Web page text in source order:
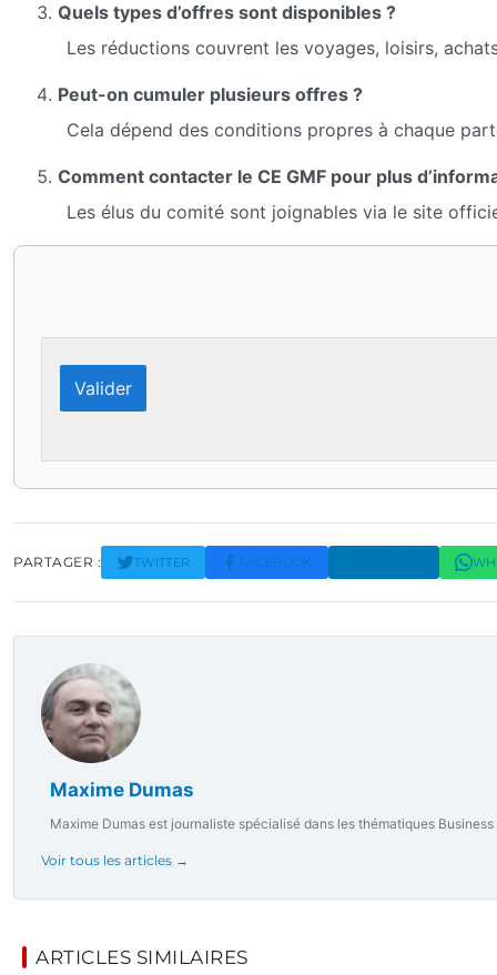
Quels types d’offres sont disponibles ?
Les réductions couvrent les voyages, loisirs,
Peut-on cumuler plusieurs offres ?
Cela dépend des conditions propres à chaque
Comment contacter le CE GMF pour plus
Les élus du comité sont joignables via le site
Valider
PARTAGER : TWITTER FACEBOOK
Maxime Dumas
Maxime Dumas est journaliste spécialisé dans les thématiques
Voir tous les articles →
ARTICLES SIMILAIRES